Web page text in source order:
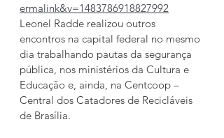
ermalink&v=1483786918827992
Leonel Radde realizou outros
encontros na capital federal no mesmo
dia trabalhando pautas da segurança
pública, nos ministérios da Cultura e
Educação e, ainda, na Centcoop –
Central dos Catadores de Recicláveis
de Brasília.